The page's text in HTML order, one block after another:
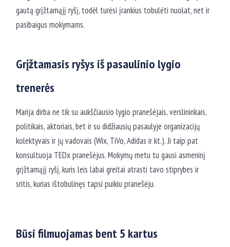
gautą grįžtamąjį ryšį, todėl turėsi įrankius tobulėti nuolat, net ir
pasibaigus mokymams.
Grįžtamasis ryšys iš pasaulinio lygio
trenerės
Marija dirba ne tik su aukščiausio lygio pranešėjais, verslininkais,
politikais, aktoriais, bet ir su didžiausių pasaulyje organizacijų
kolektyvais ir jų vadovais (Wix, TiVo, Adidas ir kt.). Ji taip pat
konsultuoja TEDx pranešėjus. Mokymų metu tu gausi asmeninį
grįžtamąjį ryšį, kuris leis labai greitai atrasti tavo stiprybes ir
sritis, kurias ištobulinęs tapsi puikiu pranešėju.
Būsi filmuojamas bent 5 kartus